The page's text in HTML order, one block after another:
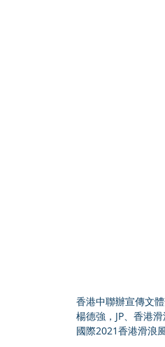
香港中聯辦宣傳文
楊德強，JP、香港
國際2021香港滑浪